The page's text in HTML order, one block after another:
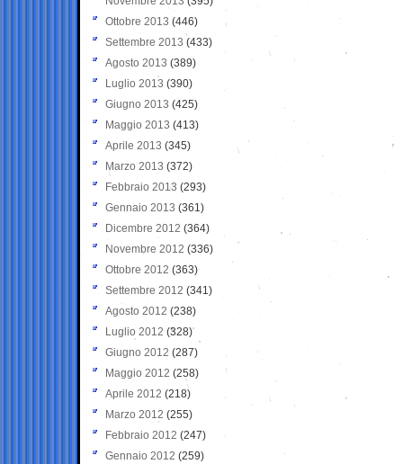
Ottobre 2013 (446)
Settembre 2013 (433)
Agosto 2013 (389)
Luglio 2013 (390)
Giugno 2013 (425)
Maggio 2013 (413)
Aprile 2013 (345)
Marzo 2013 (372)
Febbraio 2013 (293)
Gennaio 2013 (361)
Dicembre 2012 (364)
Novembre 2012 (336)
Ottobre 2012 (363)
Settembre 2012 (341)
Agosto 2012 (238)
Luglio 2012 (328)
Giugno 2012 (287)
Maggio 2012 (258)
Aprile 2012 (218)
Marzo 2012 (255)
Febbraio 2012 (247)
Gennaio 2012 (259)